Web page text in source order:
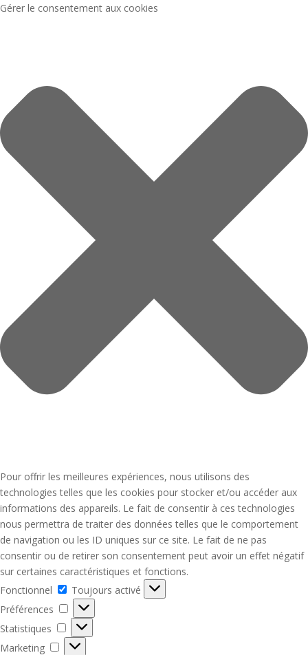
Gérer le consentement aux cookies
Pour offrir les meilleures expériences, nous utilisons des
technologies telles que les cookies pour stocker et/ou accéder aux
informations des appareils. Le fait de consentir à ces technologies
nous permettra de traiter des données telles que le comportement
de navigation ou les ID uniques sur ce site. Le fait de ne pas
consentir ou de retirer son consentement peut avoir un effet négatif
sur certaines caractéristiques et fonctions.
Fonctionnel
Fonctionnel
Toujours activé
Préférences
Préférences
Statistiques
Statistiques
Marketing
Marketing